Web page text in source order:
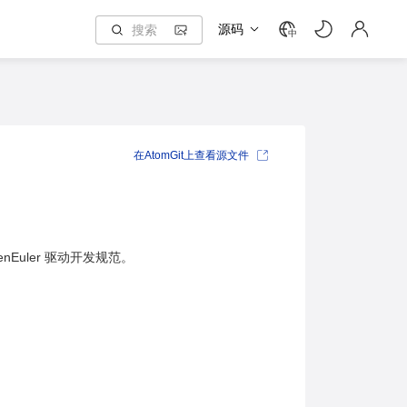
源码 中
驱动开发规范。
在AtomGit上查看源文件